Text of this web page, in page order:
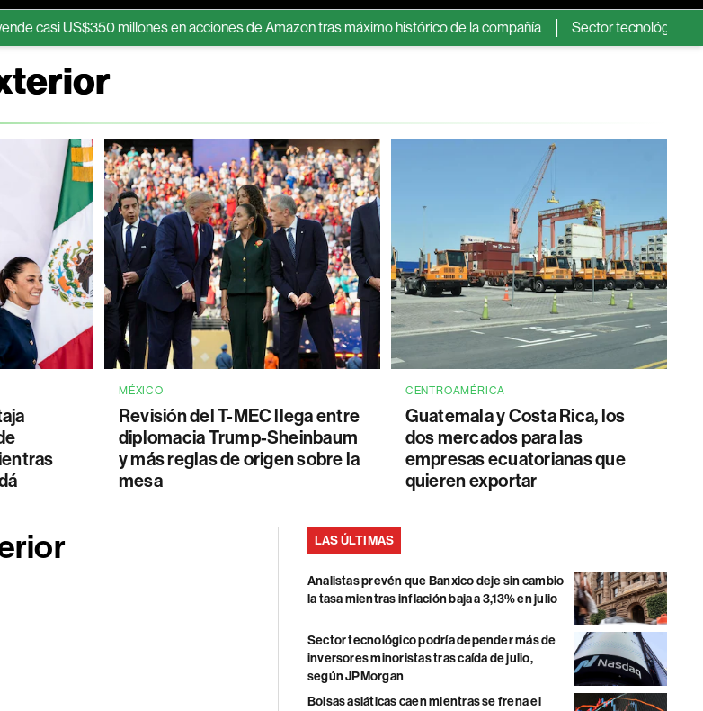
millones en acciones de Amazon tras máximo histórico de la compañía Sector tecnológico podría
MÉXICO
Revisión del T-MEC llega entre
diplomacia Trump-Sheinbaum
y más reglas de origen sobre la
mesa
CENTROAMÉRICA
Guatemala y Costa Rica, los
dos mercados para las
empresas ecuatorianas que
quieren exportar
LAS ÚLTIMAS
Analistas prevén que Banxico deje sin cambio
la tasa mientras inflación baja a 3,13% en julio
Sector tecnológico podría depender más de
inversores minoristas tras caída de julio,
según JPMorgan
Bolsas asiáticas caen mientras se frena el